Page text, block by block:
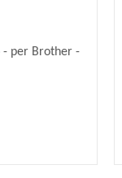
- per Brother -